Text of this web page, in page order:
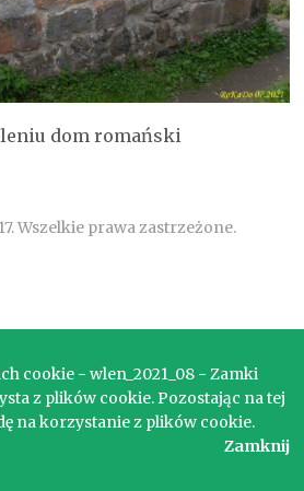
dom romański
Wszelkie prawa zastrzeżone.
cookie - wlen_2021_08 - Zamki
z plików cookie. Pozostając na tej
na korzystanie z plików cookie.
Zamknij